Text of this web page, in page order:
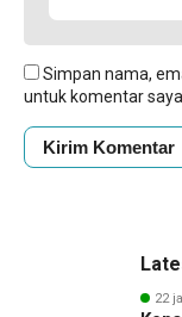
Simpan nama,
untuk komentar
22